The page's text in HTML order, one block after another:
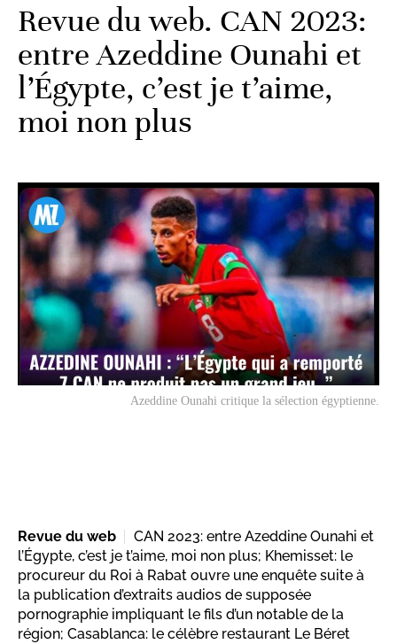
Revue du web. CAN 2023:
entre Azeddine Ounahi et
l’Égypte, c’est je t’aime,
moi non plus
Azeddine Ounahi critique la sélection égyptienne.
Revue du web
CAN 2023: entre Azeddine Ounahi et
l’Égypte, c’est je t’aime, moi non plus; Khemisset: le
procureur du Roi à Rabat ouvre une enquête suite à
la publication d’extraits audios de supposée
pornographie impliquant le fils d’un notable de la
région; Casablanca: le célèbre restaurant Le Béret